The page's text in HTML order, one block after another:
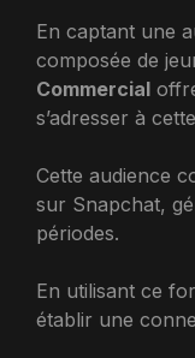
En captant une
composée de
Commercial
s’adresser à
Cette audience
sur Snapchat,
périodes.
En utilisant ce
établir une